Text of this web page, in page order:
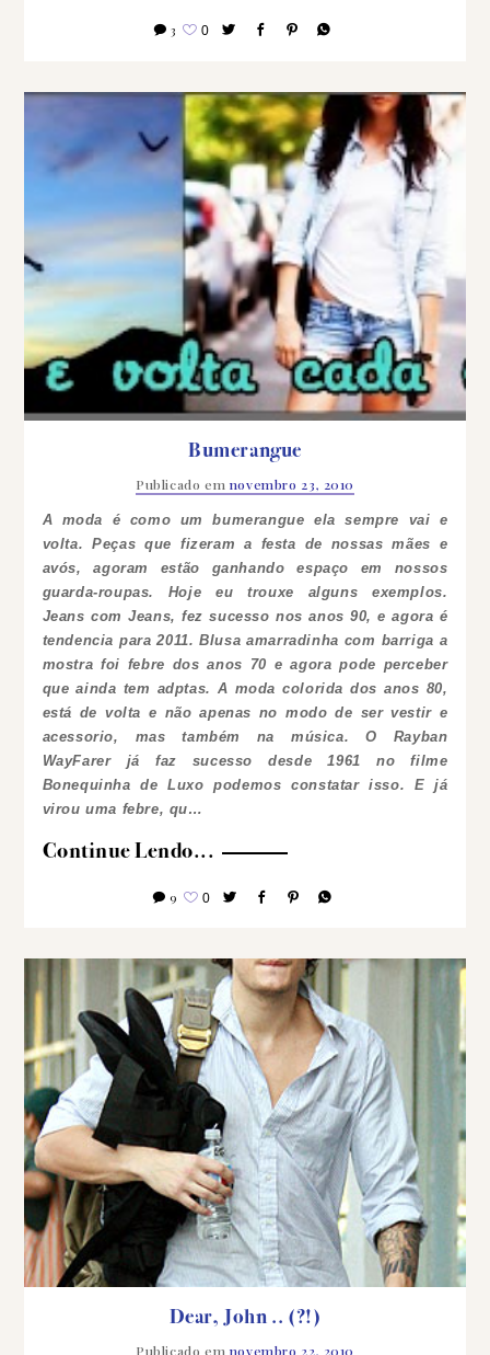
3 0
Bumerangue
Publicado em novembro 23, 2010
A moda é como um bumerangue ela sempre vai e
volta. Peças que fizeram a festa de nossas mães e
avós, agoram estão ganhando espaço em nossos
guarda-roupas. Hoje eu trouxe alguns exemplos.
Jeans com Jeans, fez sucesso nos anos 90, e agora é
tendencia para 2011.Blusa amarradinha com barriga a
mostra foi febre dos anos 70 e agora pode perceber
que ainda tem adptas. A moda colorida dos anos 80,
está de volta e não apenas no modo de ser vestir e
acessorio, mas também na música.O Rayban
WayFarer já faz sucesso desde 1961 no filme
Bonequinha de Luxo podemos constatar isso. E já
virou uma febre, qu…
Continue Lendo...
9 0
Dear, John .. (?!)
Publicado em novembro 22, 2010